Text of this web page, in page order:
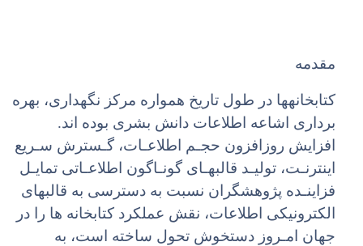
مقدمه
کتابخانهها در طول تاریخ همواره مرکز نگهداری، بهره
برداری اشاعه اطلاعات دانش بشری بوده اند.
افزایش روزافزون حجـم اطلاعـات، گـسترش سـریع
اینترنـت، تولیـد قالبهـای گونـاگون اطلاعـاتی تمایـل
فزاینـده پژوهشگران نسبت به دسترسی به قالبهای
الکترونیکی اطلاعات، نقش عملکرد کتابخانه ها را در
جهان امـروز دستخوش تحول ساخته است، به